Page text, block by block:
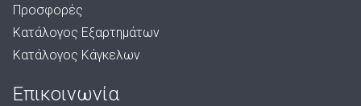
Προσφορές
Κατάλογος Εξαρτημάτων
Κατάλογος Κάγκελων
Επικοινωνία